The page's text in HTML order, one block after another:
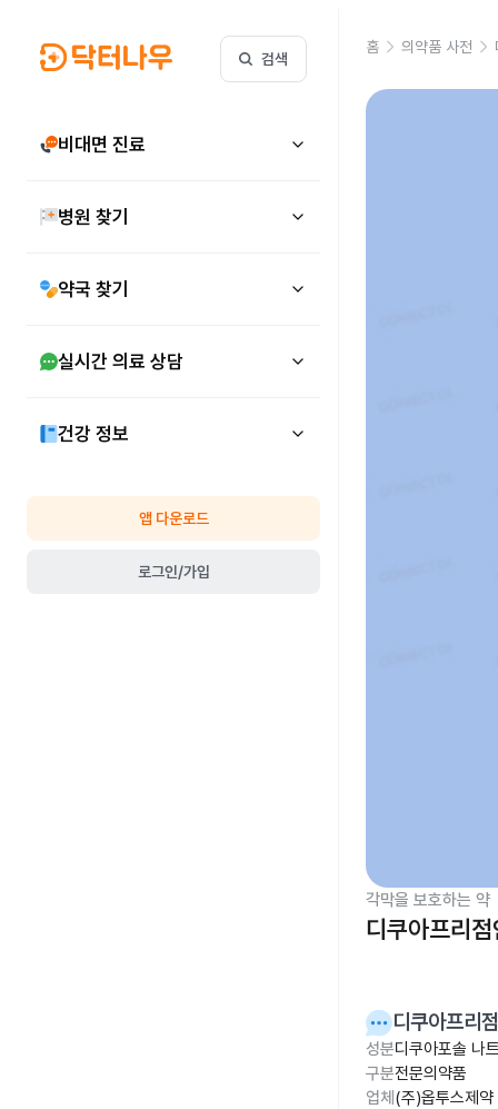
검색
비대면 진료
병원 찾기
약국 찾기
실시간 의료 상담
건강 정보
앱 다운로드
로그인/가입
홈 의약품 사전
각막을 보호하는 약
디쿠아프리
디쿠아프리
성분디쿠아포솔 나
구분전문의약품
업체 (주)옵투스제약